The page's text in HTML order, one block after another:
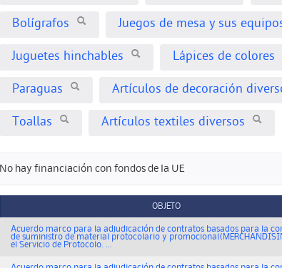
Bolígrafos Juegos de mesa y sus
Juguetes hinchables Lápices de colores
Paraguas Artículos de decoración
Toallas Artículos textiles diversos
No hay financiación con fondos de la UE
OBJETO
Acuerdo marco para la adjudicación de contratos basados para la
de suministro de material protocolario y
el Servicio de Protocolo. ...